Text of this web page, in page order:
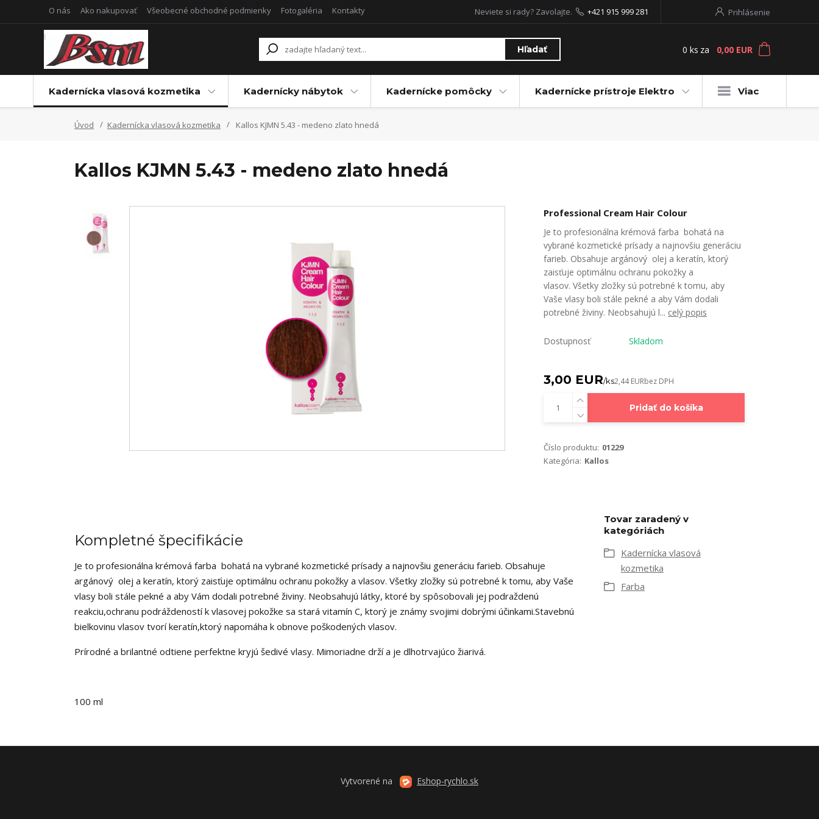
O nás Ako nakupovať Všeobecné obchodné podmienky Fotogaléria Kontakty Prihlásenie
Hľadať
Neviete si rady? Zavolajte. +421 915 999 281
0 ks za 0,00 EUR
Kadernícka vlasová kozmetika Kadernícky nábytok Kadernícke pomôcky Kadernícke prístroje Elektro Viac
Úvod Kadernícka vlasová kozmetika Kallos KJMN 5.43 - medeno zlato hnedá
Kallos KJMN 5.43 - medeno zlato hnedá
Professional Cream Hair Colour
Je to profesionálna krémová farba bohatá na
vybrané kozmetické prísady a najnovšiu generáciu
farieb. Obsahuje argánový olej a keratín, ktorý
zaisťuje optimálnu ochranu pokožky a
vlasov. Všetky zložky sú potrebné k tomu, aby
Vaše vlasy boli stále pekné a aby Vám dodali
potrebné živiny. Neobsahujú l... celý popis
Dostupnosť Skladom
3,00 EUR/ks2,44 EURbez DPH
Pridať do košíka
Číslo produktu: 01229
Kategória: Kallos
Kompletné špecifikácie
Je to profesionálna krémová farba bohatá na vybrané kozmetické prísady a najnovšiu generáciu farieb. Obsahuje
argánový olej a keratín, ktorý zaisťuje optimálnu ochranu pokožky a vlasov. Všetky zložky sú potrebné k tomu, aby Vaše
vlasy boli stále pekné a aby Vám dodali potrebné živiny. Neobsahujú látky, ktoré by spôsobovali jej podraždenú
reakciu,ochranu podráždeností k vlasovej pokožke sa stará vitamín C, ktorý je známy svojimi dobrými účinkami.Stavebnú
bielkovinu vlasov tvorí keratín,ktorý napomáha k obnove poškodených vlasov.
Prírodné a brilantné odtiene perfektne kryjú šedivé vlasy. Mimoriadne drží a je dlhotrvajúco žiarivá.
100 ml
Tovar zaradený v
kategóriách
Kadernícka vlasová
kozmetika
Farba
Vytvorené na Eshop-rychlo.sk